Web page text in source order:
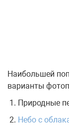
Наибольшей
варианты
Природные
Небо с